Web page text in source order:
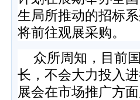
生局所推动的招标
将前往观展采购。
众所周知，目前
长，不会大力投入
展会在市场推广方